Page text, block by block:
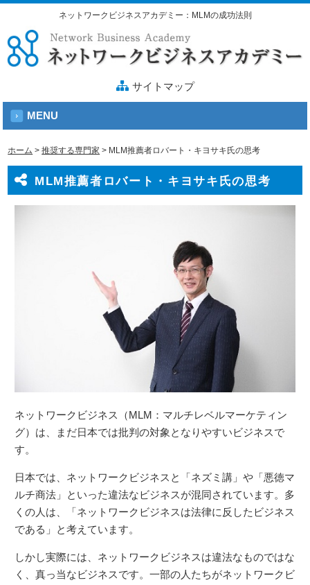
ネットワークビジネスアカデミー：MLMの成功法則
サイトマップ
MENU
ホーム >推奨する専門家 > MLM推薦者ロバート・キヨサキ氏の思考
MLM推薦者ロバート・キヨサキ氏の思考
ネットワークビジネス（MLM：マルチレベルマーケティン
グ）は、まだ日本では批判の対象となりやすいビジネスで
す。
日本では、ネットワークビジネスと「ネズミ講」や「悪徳マ
ルチ商法」といった違法なビジネスが混同されています。多
くの人は、「ネットワークビジネスは法律に反したビジネス
である」と考えています。
しかし実際には、ネットワークビジネスは違法なものではな
く、真っ当なビジネスです。一部の人たちがネットワークビ